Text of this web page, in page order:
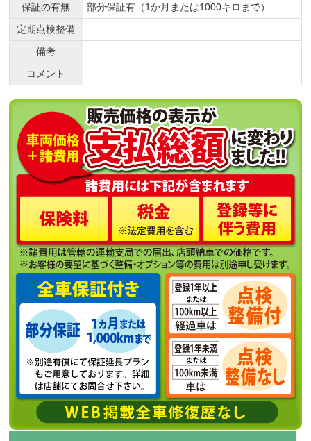
保証の有無
部分保証有（1か月または1000キロまで）
定期点検整備
備考
コメント